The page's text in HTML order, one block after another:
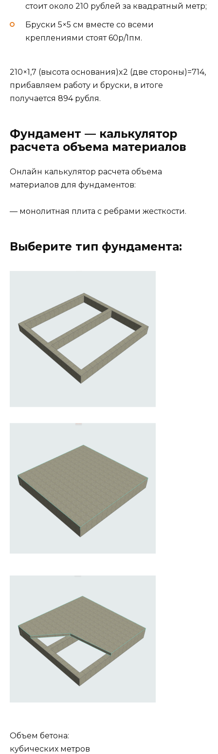
стоит около 210 рублей за квадратный метр;
Бруски 5×5 см вместе со всеми
креплениями стоят 60р/1пм.
210×1,7 (высота основания)x2 (две стороны)=714,
прибавляем работу и бруски, в итоге
получается 894 рубля.
Фундамент — калькулятор
расчета объема материалов
Онлайн калькулятор расчета объема
материалов для фундаментов:
— монолитная плита с ребрами жесткости.
Выберите тип фундамента:
Объем бетона:
кубических метров